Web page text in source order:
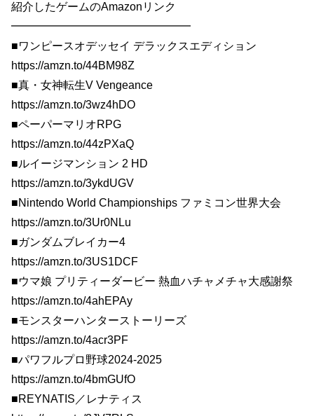
紹介したゲームのAmazonリンク
━━━━━━━━━━━━━━━━
■ワンピースオデッセイ デラックスエディション
https://amzn.to/44BM98Z
■真・女神転生V Vengeance
https://amzn.to/3wz4hDO
■ペーパーマリオRPG
https://amzn.to/44zPXaQ
■ルイージマンション 2 HD
https://amzn.to/3ykdUGV
■Nintendo World Championships ファミコン世界大会
https://amzn.to/3Ur0NLu
■ガンダムブレイカー4
https://amzn.to/3US1DCF
■ウマ娘 プリティーダービー 熱血ハチャメチャ大感謝祭
https://amzn.to/4ahEPAy
■モンスターハンターストーリーズ
https://amzn.to/4acr3PF
■パワフルプロ野球2024-2025
https://amzn.to/4bmGUfO
■REYNATIS／レナティス